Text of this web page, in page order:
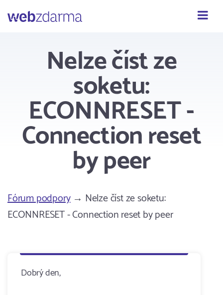
Webzdarma
Nelze číst ze
soketu:
ECONNRESET -
Connection reset
by peer
Fórum podpory→ Nelze číst ze soketu:
ECONNRESET - Connection reset by peer
Dobrý den,